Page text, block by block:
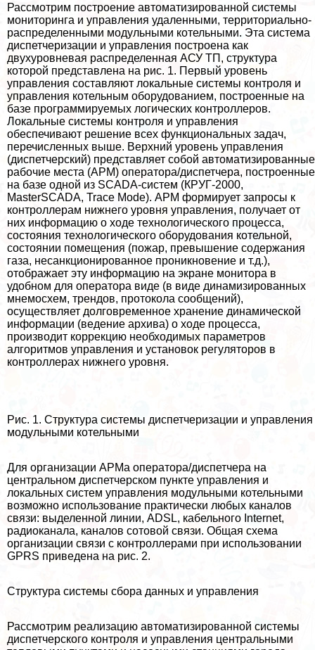
Рассмотрим построение автоматизированной системы
мониторинга и управления удаленными, территориально-
распределенными модульными котельными. Эта система
диспетчеризации и управления построена как
двухуровневая распределенная АСУ ТП, структура
которой представлена на рис. 1. Первый уровень
управления составляют локальные системы контроля и
управления котельным оборудованием, построенные на
базе программируемых логических контроллеров.
Локальные системы контроля и управления
обеспечивают решение всех функциональных задач,
перечисленных выше. Верхний уровень управления
(диспетчерский) представляет собой автоматизированные
рабочие места (АРМ) оператора/диспетчера, построенные
на базе одной из SCADA-систем (КРУГ-2000,
MasterSCADA, Trace Mode). АРМ формирует запросы к
контроллерам нижнего уровня управления, получает от
них информацию о ходе технологического процесса,
состояния технологического оборудования котельной,
состоянии помещения (пожар, превышение содержания
газа, несанкционированное проникновение и т.д.),
отображает эту информацию на экране монитора в
удобном для оператора виде (в виде динамизированных
мнемосхем, трендов, протокола сообщений),
осуществляет долговременное хранение динамической
информации (ведение архива) о ходе процесса,
производит коррекцию необходимых параметров
алгоритмов управления и установок регуляторов в
контроллерах нижнего уровня.
Рис. 1. Структура системы диспетчеризации и управления
модульными котельными
Для организации АРМа оператора/диспетчера на
центральном диспетчерском пункте управления и
локальных систем управления модульными котельными
возможно использование пpaктически любых каналов
связи: выделенной линии, ADSL, кабельного Internet,
радиоканала, каналов сотовой связи. Общая схема
организации связи с контроллерами при использовании
GPRS приведена на рис. 2.
Структура системы сбора данных и управления
Рассмотрим реализацию автоматизированной системы
диспетчерского контроля и управления центральными